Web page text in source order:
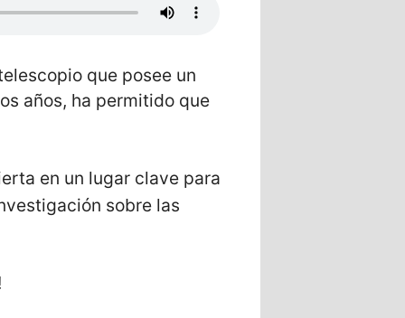
que posee un
años, ha permitido que
en un lugar clave para
sobre las